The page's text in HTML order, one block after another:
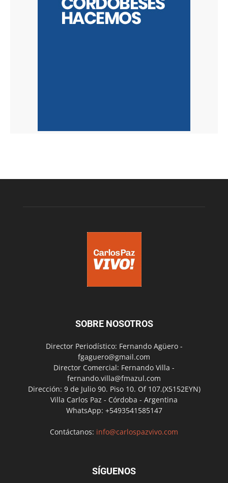
SOBRE NOSOTROS
Director Periodístico: Fernando Agüero -
fgaguero@gmail.com
Director Comercial: Fernando Villa -
fernando.villa@fmazul.com
Dirección: 9 de Julio 90. Piso 10. Of 107.(X5152EYN)
Villa Carlos Paz - Córdoba - Argentina
WhatsApp: +5493541585147
Contáctanos: info@carlospazvivo.com
SÍGUENOS